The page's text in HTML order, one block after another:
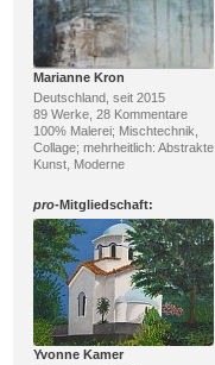
Marianne Kron
Deutschland, seit 2015
89 Werke, 28 Kommentare
100% Malerei; Mischtechnik,
Collage; mehrheitlich: Abstrakte
Kunst, Moderne
pro-Mitgliedschaft:
Yvonne Kamer